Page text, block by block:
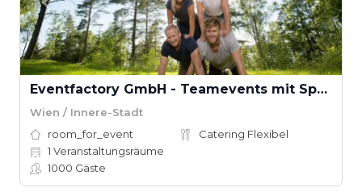
Eventfactory GmbH - Teamevents mit Spaß
Wien / Innere-Stadt
room_for_event
Catering Flexibel
1 Veranstaltungsräume
1000 Gäste